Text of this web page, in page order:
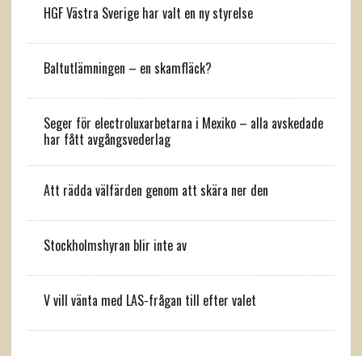
HGF Västra Sverige har valt en ny styrelse
Baltutlämningen – en skamfläck?
Seger för electroluxarbetarna i Mexiko – alla avskedade
har fått avgångsvederlag
Att rädda välfärden genom att skära ner den
Stockholmshyran blir inte av
V vill vänta med LAS-frågan till efter valet